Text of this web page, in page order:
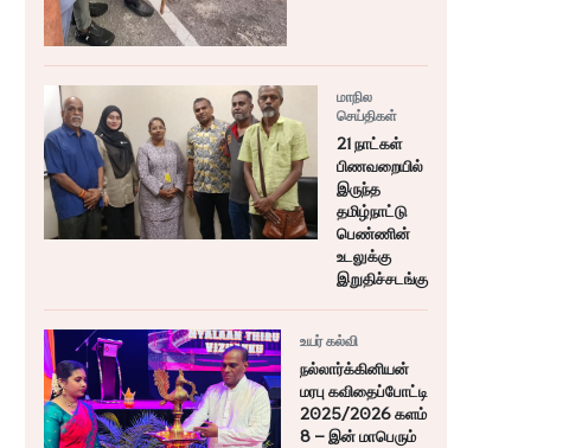
மாநில
செய்திகள்
21 நாட்கள்
பிணவறையில்
இருந்த
தமிழ்நாட்டு
பெண்ணின்
உடலுக்கு
இறுதிச்சடங்கு
உயர் கல்வி
நல்லார்க்கினியன்
மரபு கவிதைப்போட்டி
2025/2026 களம்
8 – இன் மாபெரும்